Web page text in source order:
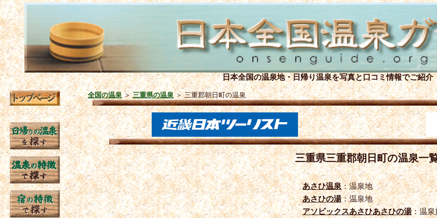
日本全国の温泉地・日帰り温泉を写真と口コミ情報でご紹介
全国の温泉＞三重県の温泉＞三重郡朝日町の温泉
三重県三重郡朝日町の温泉一
あさひ温泉：温泉地
あさひの湯：温泉地
アソビックスあさひあさひの湯：温泉